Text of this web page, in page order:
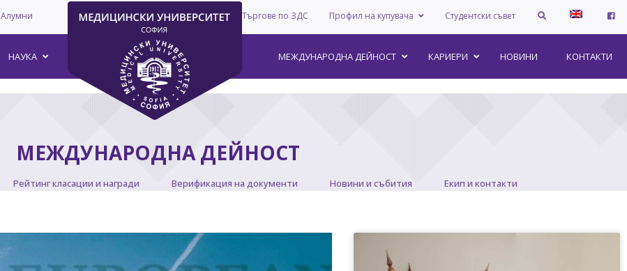
Алумни Студентски съвет
Профил на купувача
Търгове по ЗДС
НАУКА КОНТАКТИ
НОВИНИ
КАРИЕРИ
МЕЖДУНАРОДНА ДЕЙНОСТ
МЕЖДУНАРОДНА ДЕЙНОСТ
Рейтинг класации и награди Верификация на документи Новини и събития Екип и контакти